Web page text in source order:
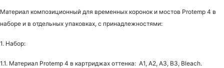
Материал композиционный для временных коронок и мостов Protemp 4 в
наборе и в отдельных упаковках, с принадлежностями:
1. Набор:
1.1. Материал Protemp 4 в картриджах оттенка: А1, А2, А3, B3, Bleach.